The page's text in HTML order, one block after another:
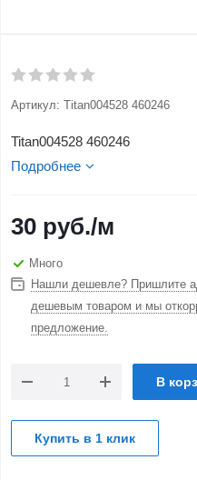
Артикул: Titan004528 460246
Titan004528 460246
Подробнее
30 руб./м
Много
Нашли дешевле? Пришлите
дешевым товаром и мы
предложение.
В
Купить в 1 клик